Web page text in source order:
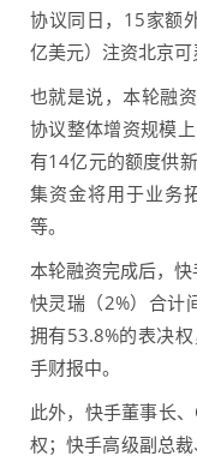
协议同日，15家额
亿美元）注资北京可
也就是说，本轮融
协议整体增资规模
有14亿元的额度供
集资金将用于业务
等。
本轮融资完成后，
快灵瑞（2%）合计
拥有53.8%的表决
手财报中。
此外，快手董事长
权；快手高级副总裁